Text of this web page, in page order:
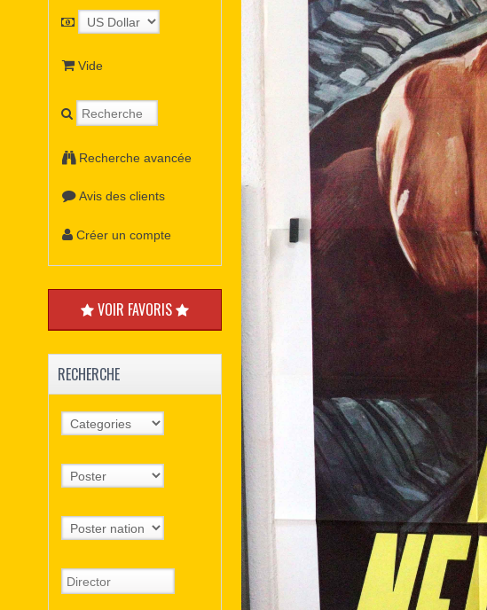
Vide
Recherche avancée
Avis des clients
Créer un compte
VOIR FAVORIS
RECHERCHE